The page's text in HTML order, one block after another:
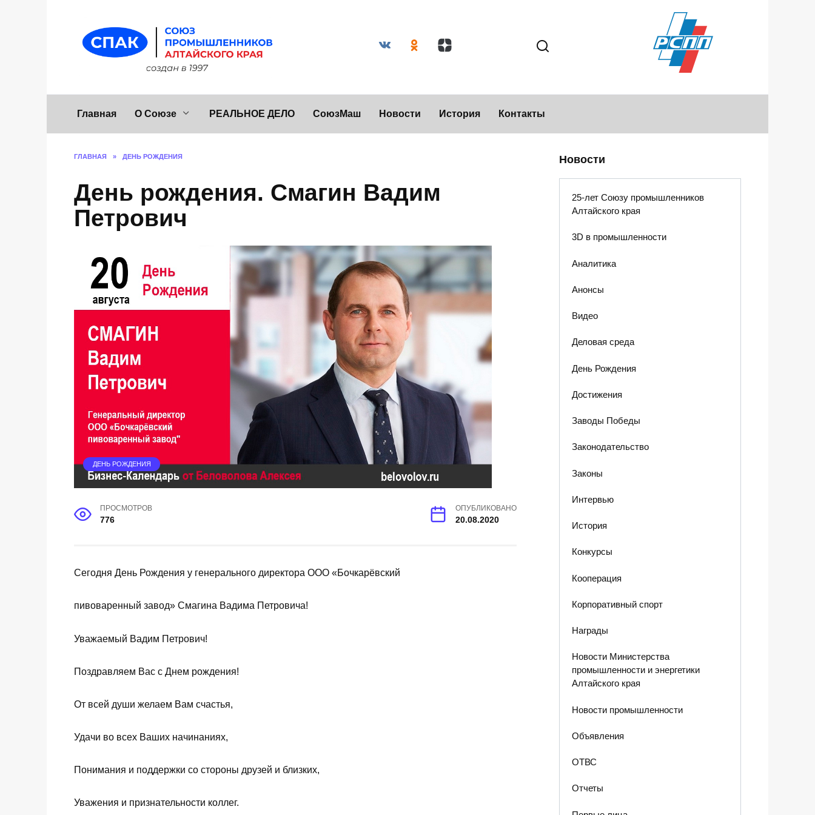
Главная О Союзе РЕАЛЬНОЕ ДЕЛО СоюзМаш Новости История Контакты
ГЛАВНАЯ » ДЕНЬ РОЖДЕНИЯ
День рождения. Смагин Вадим
Петрович
ДЕНЬ РОЖДЕНИЯ
ПРОСМОТРОВ
776
ОПУБЛИКОВАНО
20.08.2020
Сегодня День Рождения у генерального директора ООО «Бочкарёвский
пивоваренный завод» Смагина Вадима Петровича!
Уважаемый Вадим Петрович!
Поздравляем Вас с Днем рождения!
От всей души желаем Вам счастья,
Удачи во всех Ваших начинаниях,
Понимания и поддержки со стороны друзей и близких,
Уважения и признательности коллег.
Новости
25-лет Союзу промышленников
Алтайского края
3D в промышленности
Аналитика
Анонсы
Видео
Деловая среда
День Рождения
Достижения
Заводы Победы
Законодательство
Законы
Интервью
История
Конкурсы
Кооперация
Корпоративный спорт
Награды
Новости Министерства
промышленности и энергетики
Алтайского края
Новости промышленности
Объявления
ОТВС
Отчеты